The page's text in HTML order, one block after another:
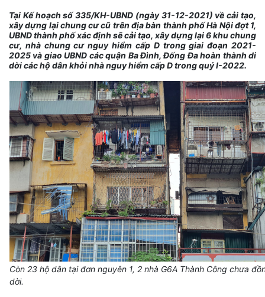
Tại Kếhoạch số335/KH-UBND (ngày 31-12-2021) về cải tạo,
xây dựng lại chung cưcũ trênđịa bàn thành phốHà Nộiđợt 1,
UBND thành phốxácđịnh sẽcải tạo, xây dựng lại 6 khu chung
cư, nhàchung cưnguy hiểm cấp D trong giaiđoạn 2021-
2025 và giao UBND các quận BaĐình,ĐốngĐa hoàn thành di
dời các hộ dân khỏi nhànguy hiểm cấp D trong quýI-2022.
Còn 23 hộ dân tại đơn nguyên 1, 2 nhà G6A Thành Công chưa
dời.